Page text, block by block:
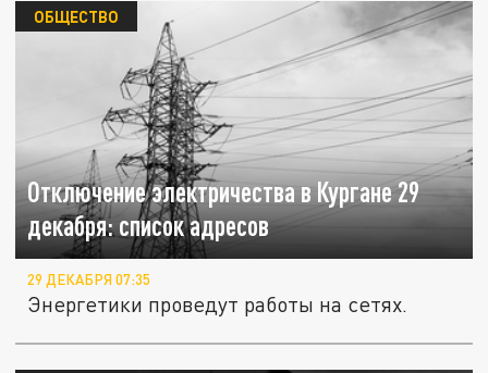
Отключение электричества в Кургане 29
декабря: список адресов
ОБЩЕСТВО
29 ДЕКАБРЯ 07:35
Энергетики проведут работы на сетях.